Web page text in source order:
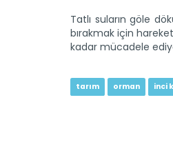
Tatlı suların göle
bırakmak için
kadar mücadele
tarım orman inci